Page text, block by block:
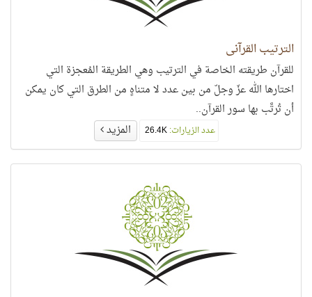
الترتيب القرآني
للقرآن طريقته الخاصة في الترتيب وهي الطريقة المُعجزة التي
اختارها الله عزّ وجلّ من بين عدد لا متناهٍ من الطرق التي كان يمكن
أن تُرتَّب بها سور القرآن..
عدد الزيارات:26.4K المزيد